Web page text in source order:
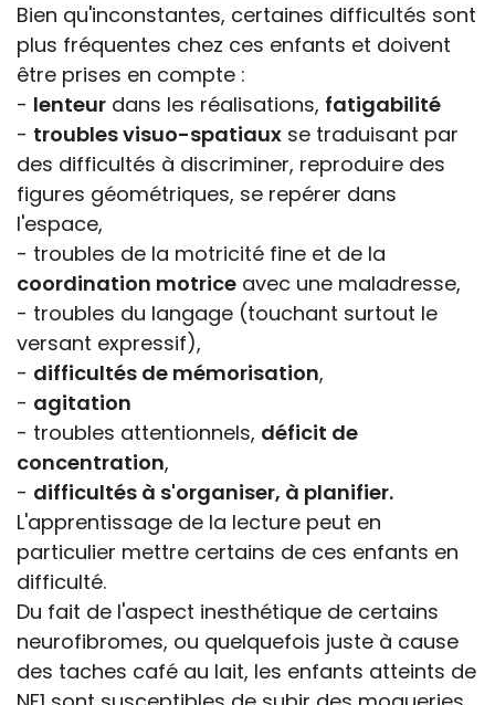
Bien qu'inconstantes, certaines difficultés sont
plus fréquentes chez ces enfants et doivent
être prises en compte :
- lenteur dans les réalisations, fatigabilité
- troubles visuo-spatiaux se traduisant par
des difficultés à discriminer, reproduire des
figures géométriques, se repérer dans
l'espace,
- troubles de la motricité fine et de la
coordination motrice avec une maladresse,
- troubles du langage (touchant surtout le
versant expressif),
- difficultés de mémorisation,
- agitation
- troubles attentionnels, déficit de
concentration,
- difficultés à s'organiser, à planifier.
L'apprentissage de la lecture peut en
particulier mettre certains de ces enfants en
difficulté.
Du fait de l'aspect inesthétique de certains
neurofibromes, ou quelquefois juste à cause
des taches café au lait, les enfants atteints de